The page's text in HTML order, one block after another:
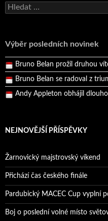
Vyhledávání
Výběr posledních novinek
Bruno Belan se radoval z
Pražský přebor neskrblil
Bruno Belan prožil druhou
Bruno Belan se radoval z
Andy Appleton obhájil
NEJNOVĚJŠÍ PŘÍSPĚVKY
Žarnovický majstrovský víkend
Přichází čas českého finále
Pardubický MACEC Cup vyplní
Boj o poslední volné místo